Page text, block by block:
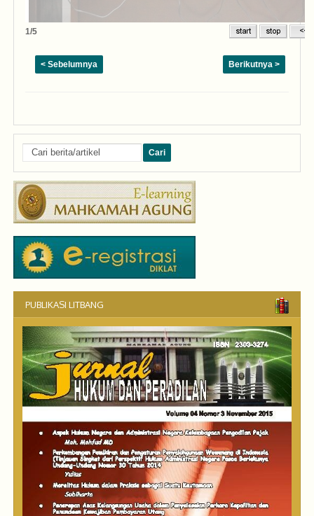
2/5
< Sebelumnya Berikutnya >
PUBLIKASI LITBANG